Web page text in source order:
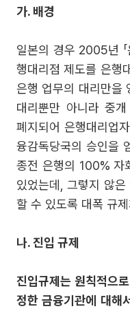
가. 배경
일본의 경우 2005년
행대리점 제도를 은행
은행 업무의 대리만을
대리뿐만 아니라 중
폐지되어 은행대리업
융감독당국의 승인을
종전 은행의 100% 자
있었는데, 그렇지 않
할 수 있도록 대폭 규
나. 진입 규제
진입규제는 원칙적으
정한 금융기관에 대해